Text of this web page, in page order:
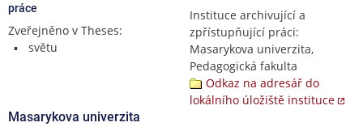
práce
Zveřejněno v Theses:
světu
Instituce archivující a
zpřístupňující práci:
Masarykova univerzita,
Pedagogická fakulta
Odkaz na adresář do
lokálního úložiště instituce
Masarykova univerzita